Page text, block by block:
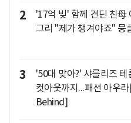
2
'17억 빚' 함께 견딘 친母
그리 "제가 챙겨야죠" 뭉
3
'50대 맞아?' 샤를리즈 테
컷아웃까지...패션 아우
Behind]